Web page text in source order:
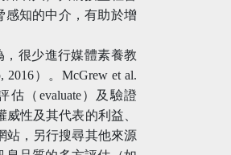
感知的中介，有助於增
，很少進行媒體素養教
2016）。McGrew et al.
估（evaluate）及驗證
性及其代表的利益、
站，另行搜尋其他來源